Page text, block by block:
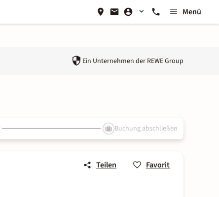
Menü
Ein Unternehmen der REWE Group
Buchung abschließen
Teilen Favorit